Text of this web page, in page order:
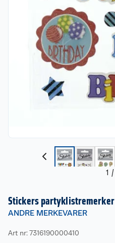
1 /
Stickers partyklistremerker
ANDRE MERKEVARER
Art nr: 7316190000410